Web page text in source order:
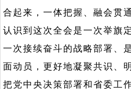
合起来，一体把握、融会贯
认识到这次全会是一次举旗
一次接续奋斗的战略部署、
面动员，更好地凝聚共识、
把党中央决策部署和省委工